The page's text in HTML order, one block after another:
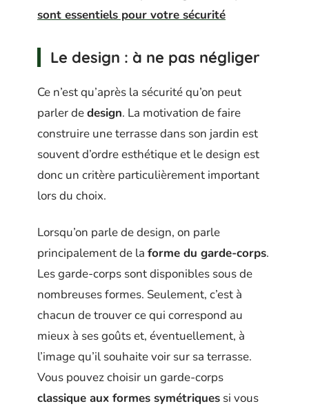
sont essentiels pour votre sécurité
Le design : à ne pas négliger
Ce n’est qu’après la sécurité qu’on peut
parler dedesign. La motivation de faire
construire une terrasse dans son jardin est
souvent d’ordre esthétique et le design est
donc un critère particulièrement important
lors du choix.
Lorsqu’on parle de design, on parle
principalement de la forme du garde-corps.
Les garde-corps sont disponibles sous de
nombreuses formes. Seulement, c’est à
chacun de trouver ce qui correspond au
mieux à ses goûts et, éventuellement, à
l’image qu’il souhaite voir sur sa terrasse.
Vous pouvez choisir un garde-corps
classique aux formes symétriques si vous